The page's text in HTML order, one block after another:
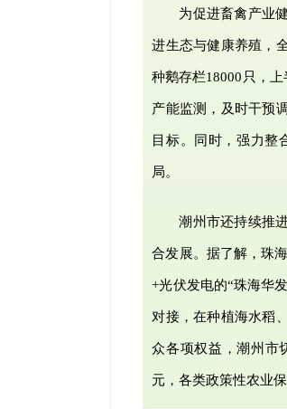
为促进畜禽产业
进生态与健康养殖，
种鹅存栏18000只，
产能监测，及时干预
目标。同时，强力整
局。
潮州市还持续推
合发展。据了解，珠
+光伏发电的“珠海华
对接，在种植海水稻
众各项权益，潮州市
元，各类政策性农业